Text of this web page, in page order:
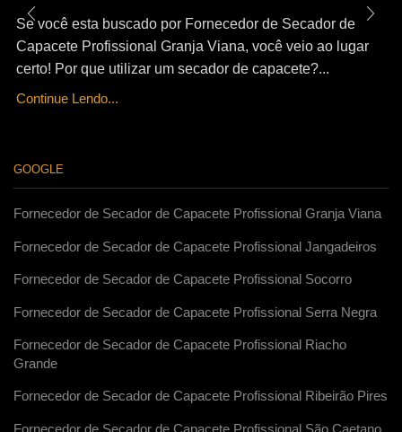
Se você esta buscado por Fornecedor de Secador de
Capacete Profissional Granja Viana, você veio ao lugar
certo! Por que utilizar um secador de capacete?...
Continue Lendo...
GOOGLE
Fornecedor de Secador de Capacete Profissional Granja Viana
Fornecedor de Secador de Capacete Profissional Jangadeiros
Fornecedor de Secador de Capacete Profissional Socorro
Fornecedor de Secador de Capacete Profissional Serra Negra
Fornecedor de Secador de Capacete Profissional Riacho
Grande
Fornecedor de Secador de Capacete Profissional Ribeirão Pires
Fornecedor de Secador de Capacete Profissional São Caetano